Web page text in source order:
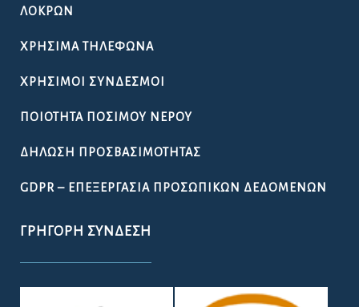
ΛΟΚΡΏΝ
ΧΡΉΣΙΜΑ ΤΗΛΈΦΩΝΑ
ΧΡΉΣΙΜΟΙ ΣΎΝΔΕΣΜΟΙ
ΠΟΙΌΤΗΤΑ ΠΌΣΙΜΟΥ ΝΕΡΟΎ
ΔΉΛΩΣΗ ΠΡΟΣΒΑΣΙΜΌΤΗΤΑΣ
GDPR – ΕΠΕΞΕΡΓΑΣΙΑ ΠΡΟΣΩΠΙΚΩΝ ΔΕΔΟΜΕΝΩΝ
ΓΡΉΓΟΡΗ ΣΎΝΔΕΣΗ